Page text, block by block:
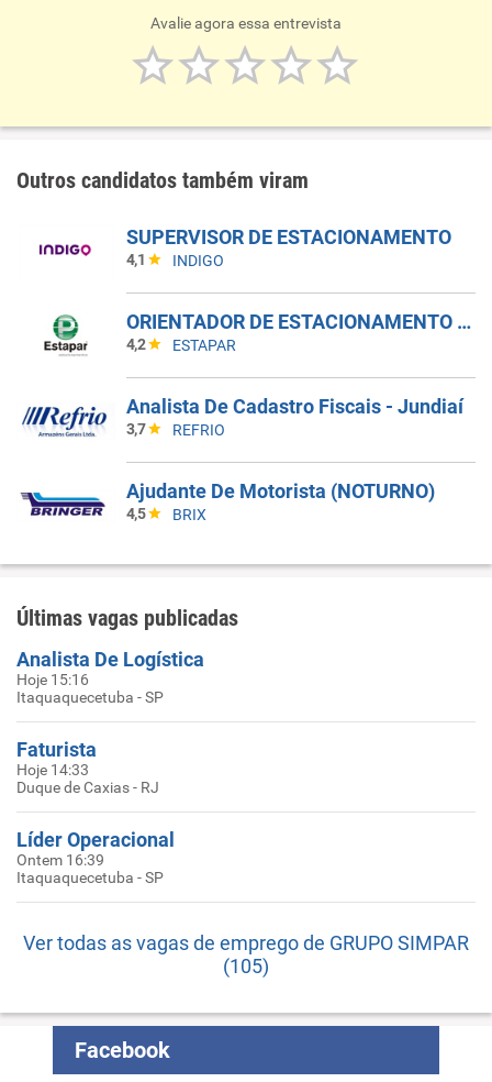
Avalie agora essa entrevista
Outros candidatos também viram
SUPERVISOR DE ESTACIONAMENTO
4,1 INDIGO
ORIENTADOR DE ESTACIONAMENTO - GUARULHOS
4,2 ESTAPAR
Analista De Cadastro Fiscais - Jundiaí
3,7 REFRIO
Ajudante De Motorista (NOTURNO)
4,5 BRIX
Últimas vagas publicadas
Analista De Logística
Hoje 15:16
Itaquaquecetuba - SP
Faturista
Hoje 14:33
Duque de Caxias - RJ
Líder Operacional
Ontem 16:39
Itaquaquecetuba - SP
Ver todas as vagas de emprego de GRUPO SIMPAR
(105)
Facebook